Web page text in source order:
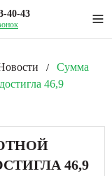
40-43
/
Сумма
46,9
46,9